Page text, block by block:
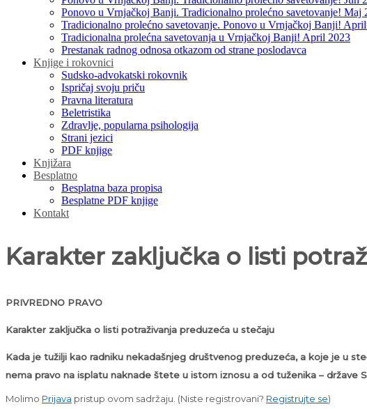
Ponovo u Vrnjačkoj Banji. Tradicionalno prolećno savetovanje! Maj
Tradicionalno prolećno savetovanje. Ponovo u Vrnjačkoj Banji!
Tradicionalna prolećna savetovanja u Vrnjačkoj Banji! April 2023
Prestanak radnog odnosa otkazom od strane poslodavca
Knjige i rokovnici
Sudsko-advokatski rokovnik
Ispričaj svoju priču
Pravna literatura
Beletristika
Zdravlje, popularna psihologija
Strani jezici
PDF knjige
Knjižara
Besplatno
Besplatna baza propisa
Besplatne PDF knjige
Kontakt
Karakter zaključka o listi
PRIVREDNO PRAVO
Karakter zaključka o listi potraživanja preduzeća u stečaju
Kada je tužilji kao radniku nekadašnjeg društvenog preduzeća, a koje je u
nema pravo na isplatu naknade štete u istom iznosu a od tuženika – države
Molimo Prijava pristup ovom sadržaju. (Niste registrovani? Registrujte se)